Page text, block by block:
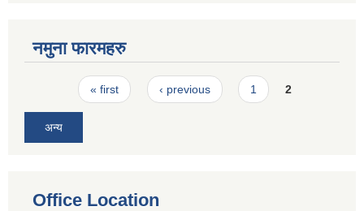
नमुना फारमहरु
Pages« first ‹ previous 1 2
अन्य
Office Location